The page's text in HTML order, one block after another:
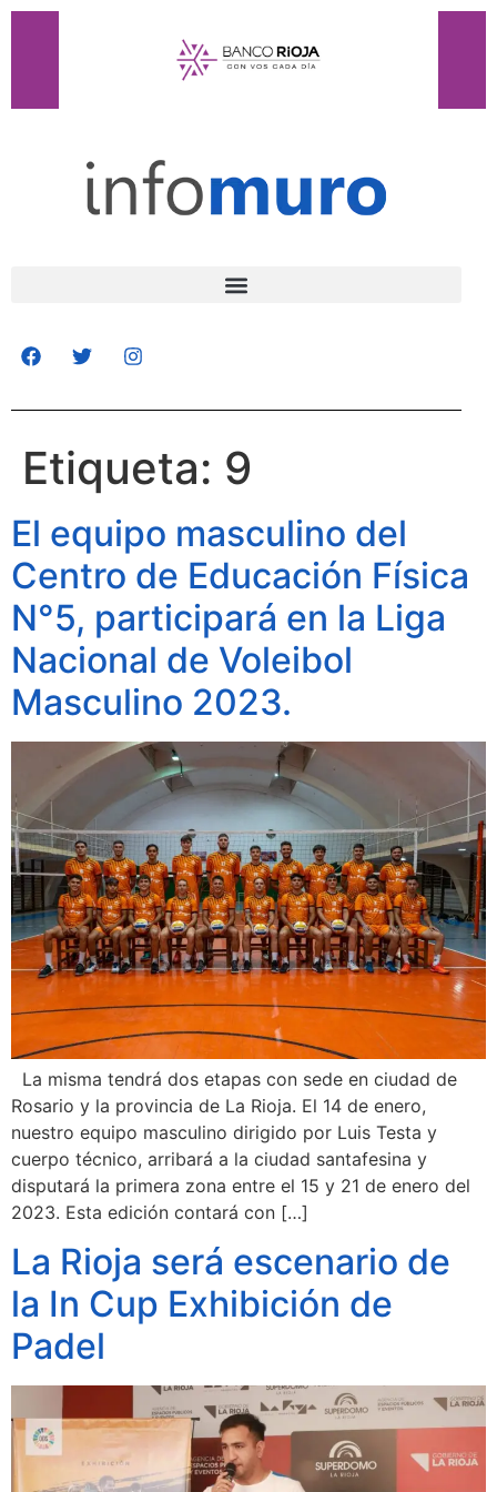
Etiqueta: 9
El equipo masculino del
Centro de Educación Física
N°5, participará en la Liga
Nacional de Voleibol
Masculino 2023.
La misma tendrá dos etapas con sede en ciudad de
Rosario y la provincia de La Rioja. El 14 de enero,
nuestro equipo masculino dirigido por Luis Testa y
cuerpo técnico, arribará a la ciudad santafesina y
disputará la primera zona entre el 15 y 21 de enero del
2023. Esta edición contará con […]
La Rioja será escenario de
la In Cup Exhibición de
Padel